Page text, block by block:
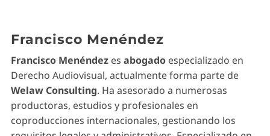
Francisco Menéndez
Francisco Menéndez es abogadoespecializado en
Derecho Audiovisual, actualmente forma parte de
Welaw Consulting. Ha asesorado a numerosas
productoras, estudios y profesionales en
coproducciones internacionales, gestionando los